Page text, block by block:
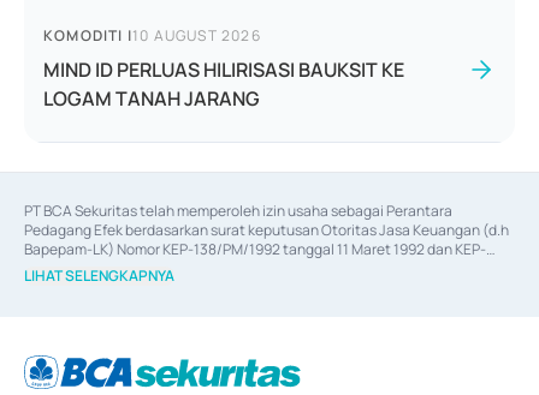
KOMODITI |10 AUGUST 2026
MIND ID PERLUAS HILIRISASI BAUKSIT KE
LOGAM TANAH JARANG
PT BCA Sekuritas telah memperoleh izin usaha sebagai Perantara
Pedagang Efek berdasarkan surat keputusan Otoritas Jasa Keuangan (d.h
Bapepam-LK) Nomor KEP-138/PM/1992 tanggal 11 Maret 1992 dan KEP-
06/D.04/2014 tanggal 28 Februari 2014, izin usaha sebagai Penjamin Emisi
Efek berdasarkan surat keputusan Otoritas Jasa Keuangan Nomor KEP-
berdasarkan surat keputusan Otoritas Jasa Keuangan Nomor S-
67/PM.21/2017 tanggal 3 Februari 2017, dan beberapa izin usaha lainnya
LIHAT SELENGKAPNYA